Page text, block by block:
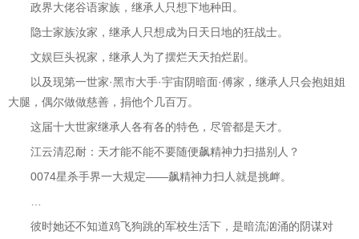
政界大佬谷语家族，继承人只想下地种田。
隐士家族汝家，继承人只想成为日天日地的狂战士。
文娱巨头祝家，继承人为了摆烂天天拍烂剧。
以及现第一世家·黑市大手·宇宙阴暗面·傅家，继承人只会抱姐姐
大腿，偶尔做做慈善，捐他个几百万。
这届十大世家继承人各有各的特色，尽管都是天才。
江云清忍耐：天才能不能不要随便飙精神力扫描别人？
0074星杀手界一大规定——飙精神力扫人就是挑衅。
彼时她还不知道鸡飞狗跳的军校生活下，是暗流汹涌的阴谋对